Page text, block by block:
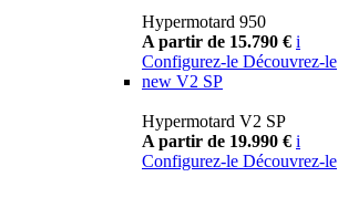
Hypermotard 950
A partir de 15.790 € i
Configurez-le Découvrez-le
new V2 SP
Hypermotard V2 SP
A partir de 19.990 € i
Configurez-le Découvrez-le